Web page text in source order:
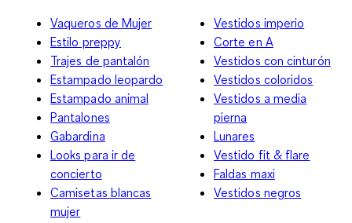
Vaqueros de Mujer
Estilo preppy
Trajes de pantalón
Estampado leopardo
Estampado animal
Pantalones
Gabardina
Looks para ir de
concierto
Camisetas blancas
mujer
Vestidos imperio
Corte en A
Vestidos con cinturón
Vestidos coloridos
Vestidos a media
pierna
Lunares
Vestido fit & flare
Faldas maxi
Vestidos negros